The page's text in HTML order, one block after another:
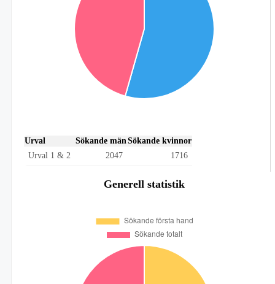
Urval Sökande män Sökande kvinnor
Urval 1 & 2
2047 1716
Generell statistik